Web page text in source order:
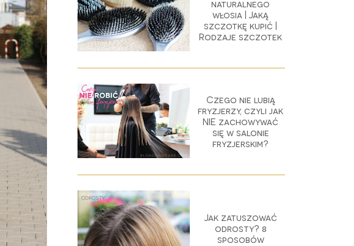
naturalnego
włosia | Jaką
szczotkę kupić |
Rodzaje szczotek
Czego nie lubią
fryzjerzy, czyli jak
NIE zachowywać
się w salonie
fryzjerskim?
Jak zatuszować
odrosty? 8
sposobów